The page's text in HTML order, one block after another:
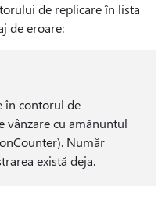
de replicare în lista
de eroare:
în contorul de
vânzare cu amănuntul
Număr
există deja.